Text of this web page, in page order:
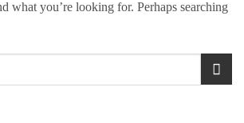
what you’re looking for. Perhaps searching